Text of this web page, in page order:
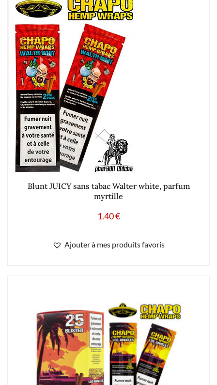
Blunt JUICY sans tabac Walter white, parfum
myrtille
1.40€
Ajouter à mes produits favoris